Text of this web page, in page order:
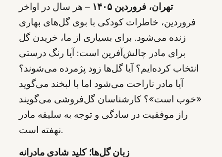
تهران، فروردین ۱۴۰۵
– هر سال در اواخر
فروردین، خاطرات کودکی با بوی گل‌های بهاری
زنده می‌شود. برای بسیاری از ما، خریدن گل
برای مادر چالش‌آفرین است: آیا رنگ درستی
انتخاب کرده‌ایم؟ آیا گل‌ها زود پژمرده می‌شوند؟
آیا مادر ناراحت می‌شود اما با لبخند می‌گوید
«خوب است»؟ کارشناسان گل‌فروشی می‌گویند
راز موفقیت در سادگی و توجه به سلیقه مادر
نهفته است.
زبان گل‌ها؛ کلید شادی مادرانه